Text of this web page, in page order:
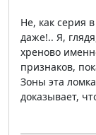
Не, как серия
даже!.. Я,
хреново
признаков,
Зоны эта
доказывает,